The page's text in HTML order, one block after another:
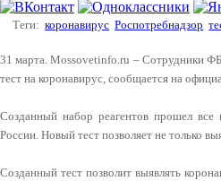
Теги: коронавирус Роспотребнадзор
31 марта. Mossovetinfo.ru – Сотрудники
тест на коронавирус, сообщается на
Созданный набор реагентов прошел все
России. Новый тест позволяет не только
Созданный тест позволит выявлять